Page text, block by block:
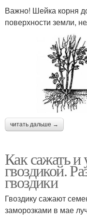
Важно! Шейка корня
поверхности земли,
читать дальше →
Как сажать и
гвоздикой.
гвоздики
Гвоздику сажают
заморозками в мае